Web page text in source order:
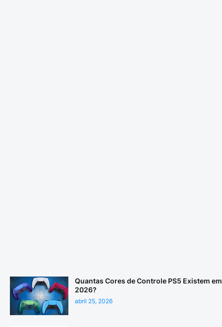
Quantas Cores de Controle PS5 Existem em
2026?
abril 25, 2026